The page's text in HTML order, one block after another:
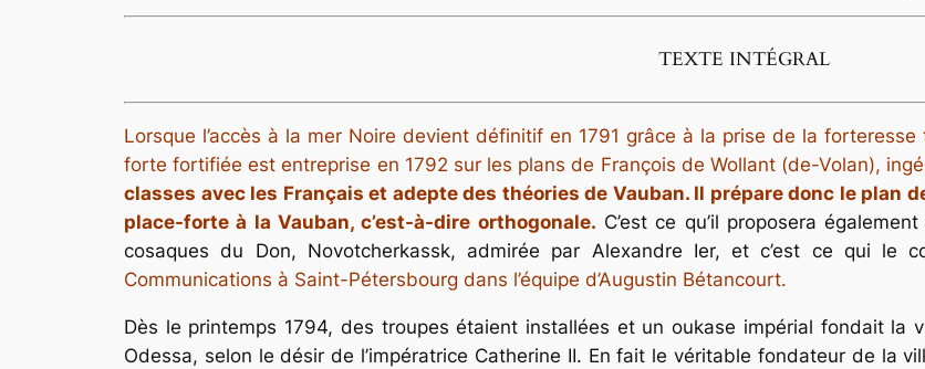
TEXTE INTÉGRAL
Lorsque l’accès à la mer Noire devient définitif en 1791 grâce à la prise de la forteresse
forte fortifiée est entreprise en 1792 sur les plans de François de Wollant (de-Volan),
classes avec les Français et adepte des théories de Vauban. Il prépare donc le plan
place-forte à la Vauban, c’est-à-dire orthogonale. C’est ce qu’il proposera
cosaques du Don, Novotcherkassk, admirée par Alexandre Ier, et c’est ce qui le
Communications à Saint-Pétersbourg dans l’équipe d’Augustin Bétancourt.
Dès le printemps 1794, des troupes étaient installées et un oukase impérial fondait la
Odessa, selon le désir de l’impératrice Catherine II. En fait le véritable fondateur de la